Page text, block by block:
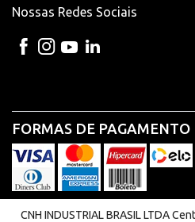
Nossas Redes Sociais
FORMAS DE PAGAMENTO
CNH INDUSTRIAL BRASIL LTDA